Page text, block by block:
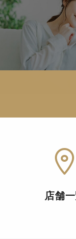
店舗